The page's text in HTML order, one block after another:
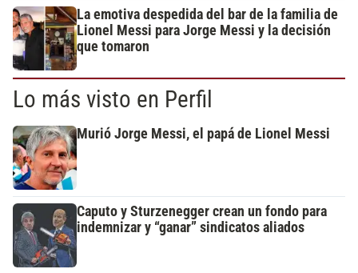
La emotiva despedida del bar de la familia de
Lionel Messi para Jorge Messi y la decisión
que tomaron
Lo más visto en Perfil
Murió Jorge Messi, el papá de Lionel Messi
Caputo y Sturzenegger crean un fondo para
indemnizar y “ganar” sindicatos aliados